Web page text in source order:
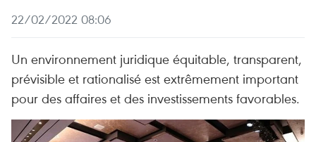
22/02/2022 08:06
Un environnement juridique équitable, transparent,
prévisible et rationalisé est extrêmement important
pour des affaires et des investissements favorables.